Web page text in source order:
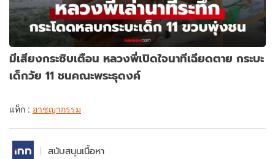
มีเสียงกระซิบเตือน หลวงพี่เปิดใจนาทีเฉียดตาย กระบะ
เด็กวัย 11 ชนคณะพระธุดงค์
แท็ก : อาชญากรรม
สนับสนุนเนื้อหา